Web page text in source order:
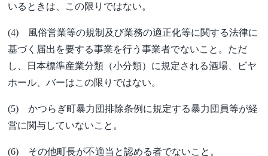
いるときは、この限りではない。
(4) 風俗営業等の規制及び業務の適正化等に関する法律に
基づく届出を要する事業を行う事業者でないこと。ただ
し、日本標準産業分類（小分類）に規定される酒場、ビヤ
ホール、バーはこの限りではない。
(5) かつらぎ町暴力団排除条例に規定する暴力団員等が経
営に関与していないこと。
(6) その他町長が不適当と認める者でないこと。